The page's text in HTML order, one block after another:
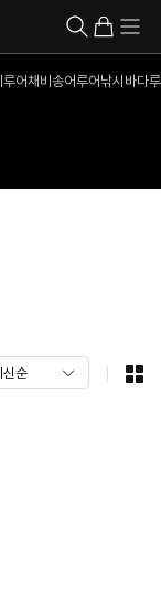
루어채비 송어루어낚시 바다